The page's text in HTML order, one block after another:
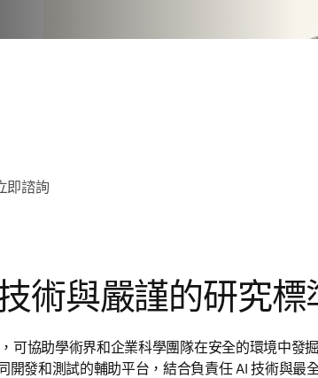
即諮詢
術與嚴謹的研究標
可協助學術界和企業科學團隊在安全的環境中發
開發和測試的輔助平台，結合負責任 AI 技術與最